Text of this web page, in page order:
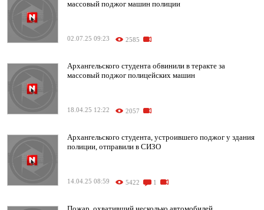
массовый поджог машин полиции
02.07.25 09:23 2585
Архангельского студента обвинили в теракте за
массовый поджог полицейских машин
18.04.25 12:22 2057
Архангельского студента, устроившего поджог у здания
полиции, отправили в СИЗО
14.04.25 08:59 5422 1